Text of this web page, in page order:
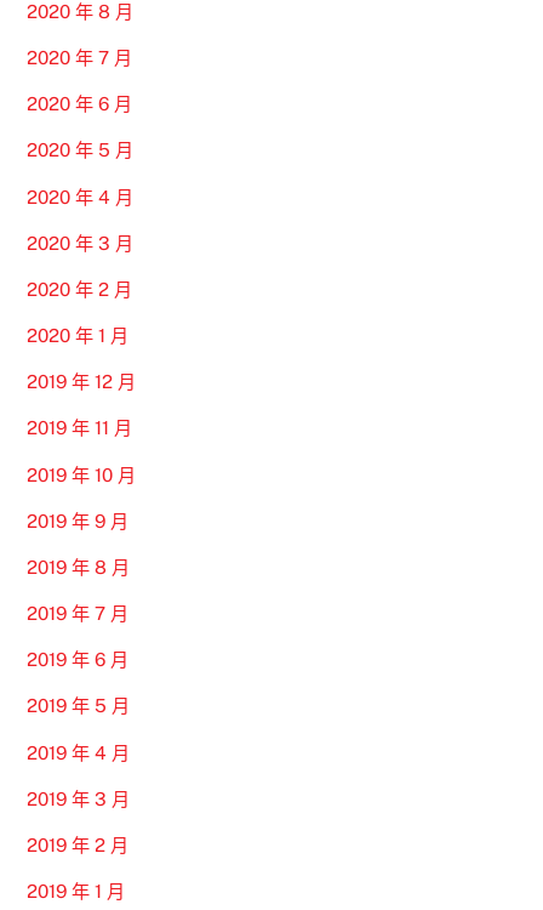
2020 年 8 月
2020 年 7 月
2020 年 6 月
2020 年 5 月
2020 年 4 月
2020 年 3 月
2020 年 2 月
2020 年 1 月
2019 年 12 月
2019 年 11 月
2019 年 10 月
2019 年 9 月
2019 年 8 月
2019 年 7 月
2019 年 6 月
2019 年 5 月
2019 年 4 月
2019 年 3 月
2019 年 2 月
2019 年 1 月